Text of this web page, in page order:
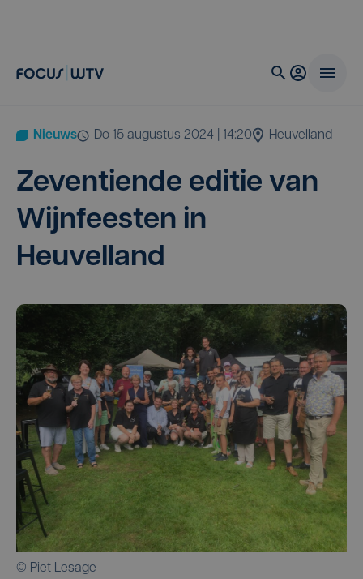
Nieuws do 15 augustus 2024 | 14:20 Heuvelland
Zeven­tien­de edi­tie van
Wijn­fees­ten in
Heuvelland
© Piet Lesage